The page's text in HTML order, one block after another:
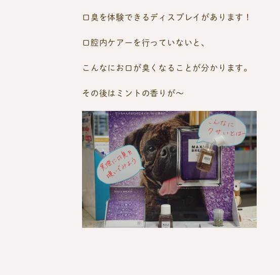
口臭を体験できるディスプレイがあります！
口腔内ケアーを行っていないと、
こんなにお口が臭くなることが分かります。
その後はミントの香りが～